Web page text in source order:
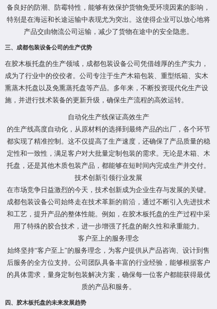
备良好的防潮、防霉特性，能够有效保护货物免受环境因素的影响，
特别是在海运和长途运输中表现尤为突出。这使得企业可以放心地将
产品交由物流公司运输，减少了货物在途中的安全隐患。
三、成都包装设备公司的生产优势
在胶木板托盘的生产领域，成都包装设备公司凭借雄厚的生产实力，
成为了行业中的佼佼者。公司专注于生产木箱包装、重型纸箱、实木
熏蒸木托盘以及免熏蒸托盘等产品。多年来，不断投资现代化生产设
施，并进行技术装备的更新升级，确保生产流程的高效运转。
自动化生产线保证高效生产
的生产线高度自动化，从原材料的选择到最终产品的出厂，各个环节
都实现了精准控制。这不仅提高了生产速度，还确保了产品质量的稳
定性和一致性，满足客户对大批量定制包装的需求。无论是木箱、木
托盘，还是其他木质包装产品，都能够在短时间内完成生产并交付。
技术创新引领行业发展
在市场竞争日益激烈的今天，技术创新成为企业生存与发展的关键。
成都包装设备公司始终走在技术革新的前沿，通过不断引入先进技术
和工艺，提升产品的整体性能。例如，在胶木板托盘的生产过程中采
用了特殊的胶合技术，进一步增强了托盘的耐久性和承重能力。
客户至上的服务理念
始终坚持“客户至上”的服务理念，为客户提供从产品咨询、设计到售
后服务的全方位支持。公司团队具备丰富的行业经验，能够根据客户
的具体需求，量身定制包装解决方案，确保每一位客户都能获得最优
质的产品和服务。
四、胶木板托盘的未来发展趋势